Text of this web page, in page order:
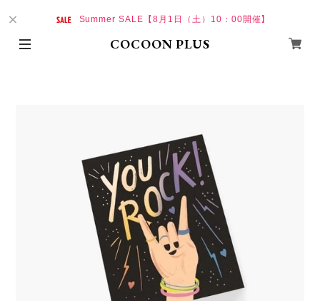
Summer SALE【8月1日（土）10：00開催】
COCOON PLUS